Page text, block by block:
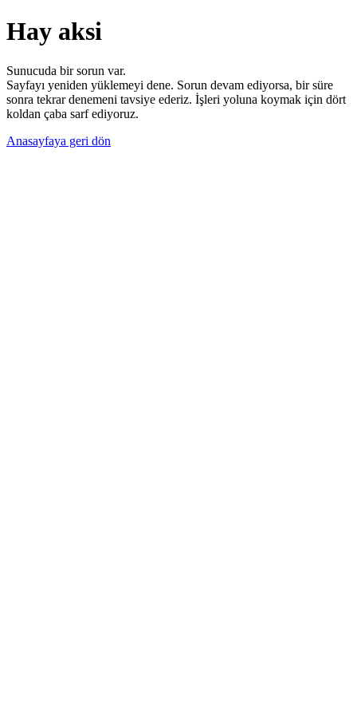
Hay aksi
Sunucuda bir sorun var.
Sayfayı yeniden yüklemeyi dene. Sorun devam ediyorsa, bir süre
sonra tekrar denemeni tavsiye ederiz. İşleri yoluna koymak için dört
koldan çaba sarf ediyoruz.
Anasayfaya geri dön